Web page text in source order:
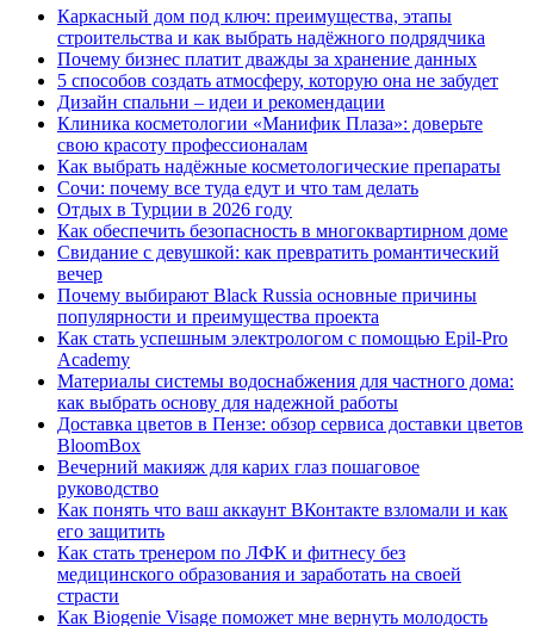
Каркасный дом под ключ: преимущества, этапы
строительства и как выбрать надёжного подрядчика
Почему бизнес платит дважды за хранение данных
5 способов создать атмосферу, которую она не забудет
Дизайн спальни – идеи и рекомендации
Клиника косметологии «Манифик Плаза»: доверьте
свою красоту профессионалам
Как выбрать надёжные косметологические препараты
Сочи: почему все туда едут и что там делать
Отдых в Турции в 2026 году
Как обеспечить безопасность в многоквартирном доме
Свидание с девушкой: как превратить романтический
вечер
Почему выбирают Black Russia основные причины
популярности и преимущества проекта
Как стать успешным электрологом с помощью Epil-Pro
Academy
Материалы системы водоснабжения для частного дома:
как выбрать основу для надежной работы
Доставка цветов в Пензе: обзор сервиса доставки цветов
BloomBox
Вечерний макияж для карих глаз пошаговое
руководство
Как понять что ваш аккаунт ВКонтакте взломали и как
его защитить
Как стать тренером по ЛФК и фитнесу без
медицинского образования и заработать на своей
страсти
Как Biogenie Visage поможет мне вернуть молодость